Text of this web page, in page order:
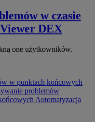
w czasie
DEX
one użytkowników.
w punktach końcowych
problemów
Automatyzacja